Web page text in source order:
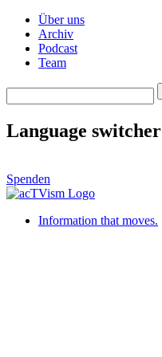
Über uns
Archiv
Podcast
Team
Language switcher
Spenden
Information that moves.